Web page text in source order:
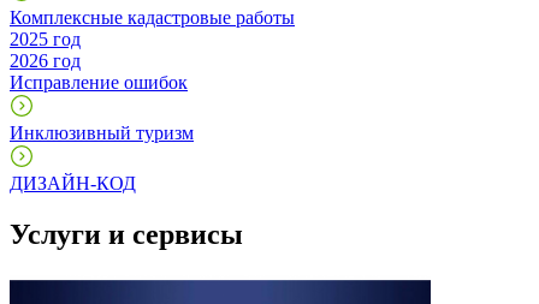
Комплексные кадастровые работы
2025 год
2026 год
Исправление ошибок
Инклюзивный туризм
ДИЗАЙН-КОД
Услуги и сервисы